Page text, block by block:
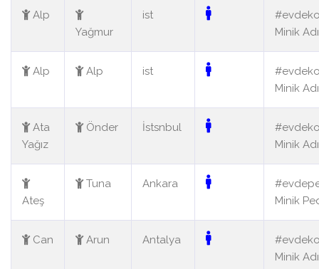
Alp
Yağmur
ist
Minik
Alp Alp ist
Minik
Ata
Yağız
Önder İstsnbul
Minik
Ateş
Tuna Ankara
Minik
Can Arun Antalya
Minik